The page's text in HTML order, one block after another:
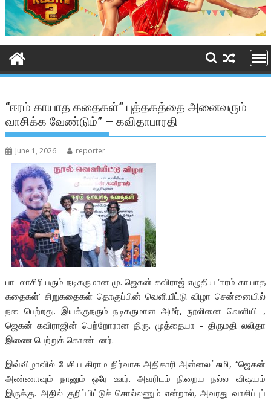
“ஈரம் காயாத கதைகள்” புத்தகத்தை அனைவரும்
வாசிக்க வேண்டும்” – கவிதாபாரதி
June 1, 2026 reporter
பாடலாசிரியரும் நடிகருமான மு. ஜெகன் கவிராஜ் எழுதிய ‘ஈரம் காயாத
கதைகள்’ சிறுகதைகள் தொகுப்பின் வெளியீட்டு விழா சென்னையில்
நடைபெற்றது. இயக்குநரும் நடிகருமான அமீர், நூலினை வெளியிட,
ஜெகன் கவிராஜின் பெற்றோரான திரு. முத்தையா – திருமதி லலிதா
இணை பெற்றுக் கொண்டனர்.
இவ்விழாவில் பேசிய கிராம நிர்வாக அதிகாரி அன்னலட்சுமி, “ஜெகன்
அண்ணாவும் நானும் ஒரே ஊர். அவரிடம் நிறைய நல்ல விஷயம்
இருக்கு. அதில் குறிப்பிட்டுச் சொல்லணும் என்றால், அவரது வாசிப்புப்